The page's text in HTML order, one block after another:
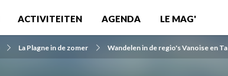
ACTIVITEITEN AGENDA LE MAG'
La Plagne in de zomer Wandelen in de regio's Vanoise en